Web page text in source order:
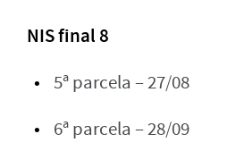
NIS final 8
5ª parcela – 27/08
6ª parcela – 28/09